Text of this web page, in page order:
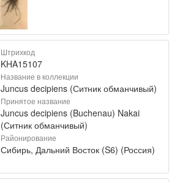
Штрихкод
KHA15107
Название в коллекции
Juncus decipiens (Ситник обманчивый)
Принятое название
Juncus decipiens (Buchenau) Nakai
(Ситник обманчивый)
Районирование
Сибирь, Дальний Восток (S6) (Россия)